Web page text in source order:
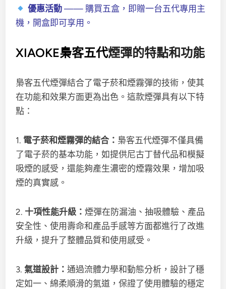
優惠活動—— 購買五盒，即贈一台五代專用主
機，開盒即可享用。
XIAOKE梟客五代煙彈的特點和功能
梟客五代煙彈結合了電子菸和煙霧彈的技術，使其
在功能和效果方面更為出色。這款煙彈具有以下特
點：
1. 電子菸和煙霧彈的結合： 梟客五代煙彈不僅具備
了電子菸的基本功能，如提供尼古丁替代品和模擬
吸煙的感受，還能夠產生濃密的煙霧效果，增加吸
煙的真實感。
2. 十項性能升級：煙彈在防漏油、抽吸體驗、產品
安全性、使用壽命和產品手感等方面都進行了改進
升級，提升了整體品質和使用感受。
3.氣道設計：通過流體力學和動態分析，設計了穩
定如一、綿柔順滑的氣道，保證了使用體驗的穩定